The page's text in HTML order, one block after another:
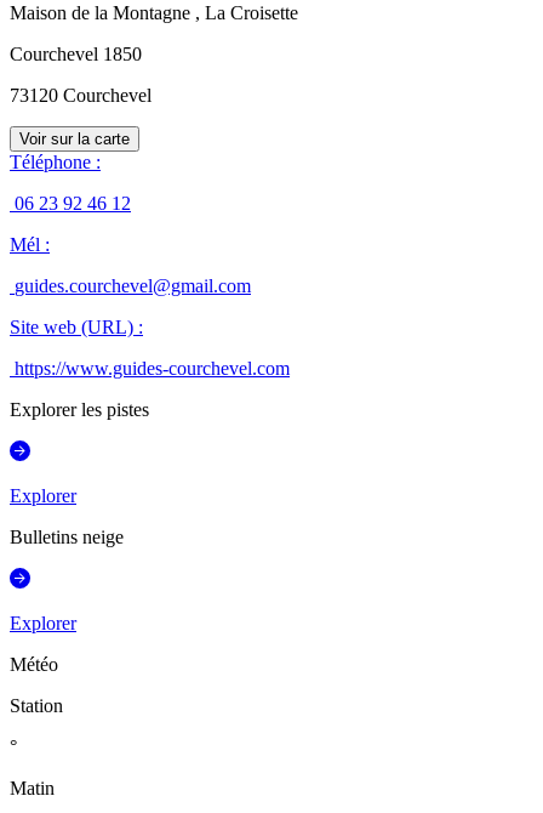
Maison de la Montagne , La Croisette
Courchevel 1850
73120 Courchevel
Voir sur la carte
Téléphone :
06 23 92 46 12
Mél :
guides.courchevel@gmail.com
Site web (URL) :
https://www.guides-courchevel.com
Explorer les pistes
Explorer
Bulletins neige
Explorer
Météo
Station
°
Matin